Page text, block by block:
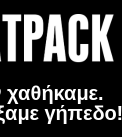
χαθήκαμε.
γήπεδο!